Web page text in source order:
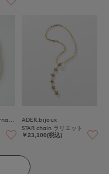
ADER.bijoux
STAR chain ラリエット
￥23,100(税込)